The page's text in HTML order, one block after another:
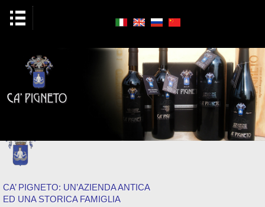
CA’ PIGNETO: UN’AZIENDA ANTICA
ED UNA STORICA FAMIGLIA